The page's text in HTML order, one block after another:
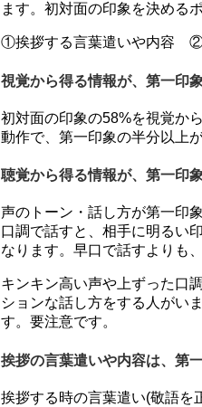
ます。初対面の印象を決める
①挨拶する言葉遣いや内容
視覚から得る情報が、第一印
初対面の印象の58%を視覚か
動作で、第一印象の半分以上
聴覚から得る情報が、第一印
声のトーン・話し方が第一印
口調で話すと、相手に明るい
なります。早口で話すよりも
キンキン高い声や上ずった口
ションな話し方をする人がい
す。要注意です。
挨拶の言葉遣いや内容は、第
挨拶する時の言葉遣い(敬語を